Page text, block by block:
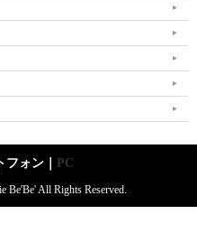
ォン｜ PC
Be'Be' All Rights Reserved.